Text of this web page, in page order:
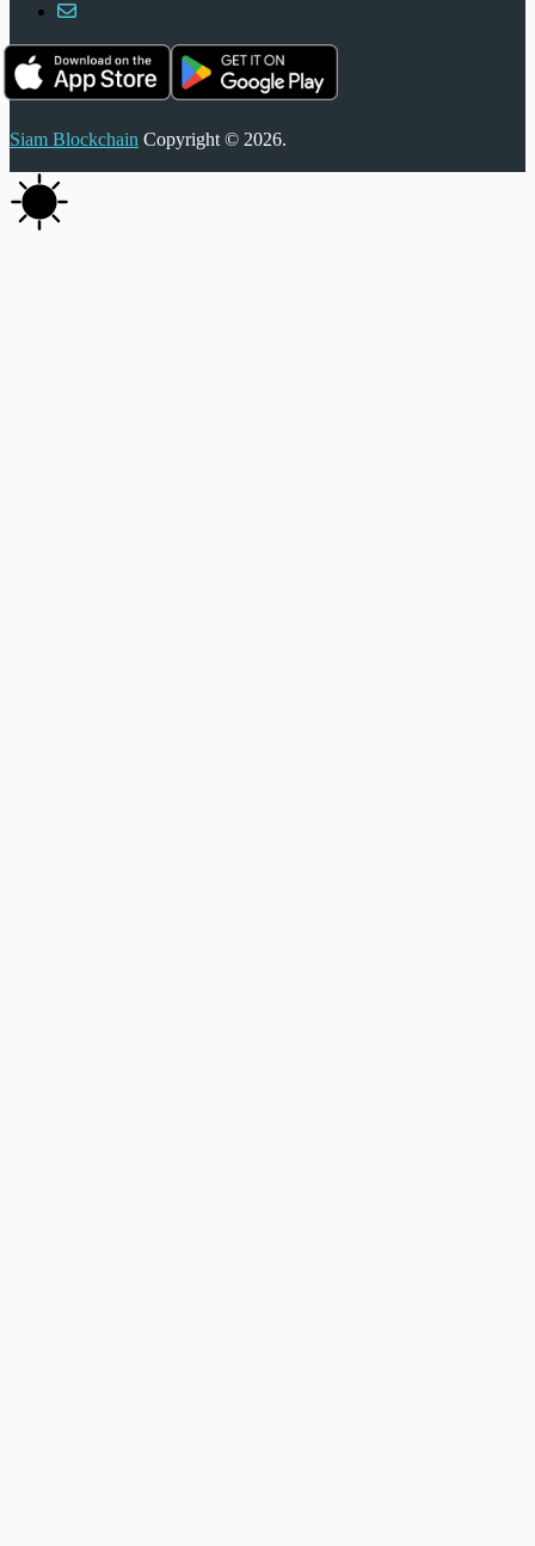
Siam Blockchain Copyright © 2026.